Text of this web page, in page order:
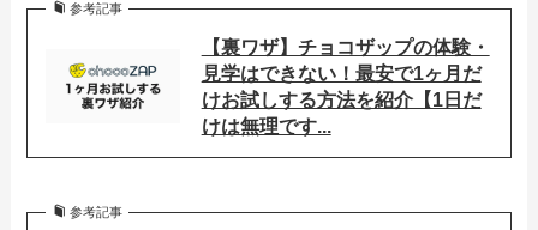
参考記事
【裏ワザ】チョコザップの体験・
見学はできない！最安で1ヶ月だ
けお試しする方法を紹介【1日だ
けは無理です...
参考記事